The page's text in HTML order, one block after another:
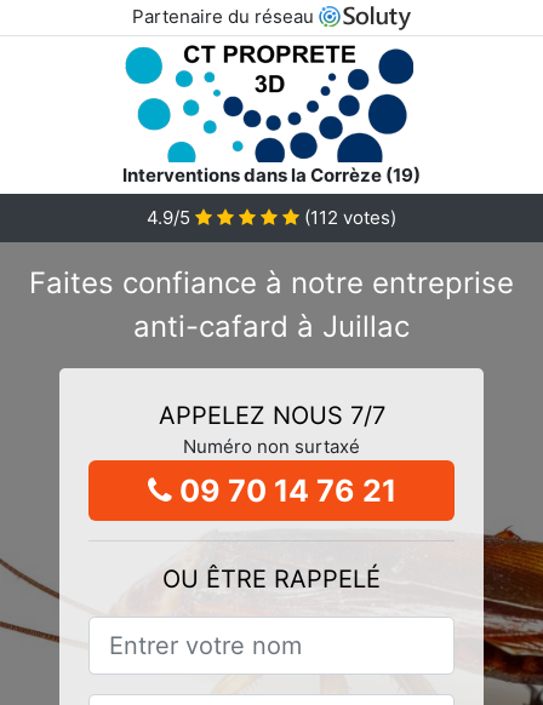
Partenaire du réseau
Interventions dans la Corrèze (19)
4.9/5
(112 votes)
Faites confiance à notre entreprise
anti-cafard à Juillac
APPELEZ NOUS 7/7
Numéro non surtaxé
09 70 14 76 21
OU ÊTRE RAPPELÉ